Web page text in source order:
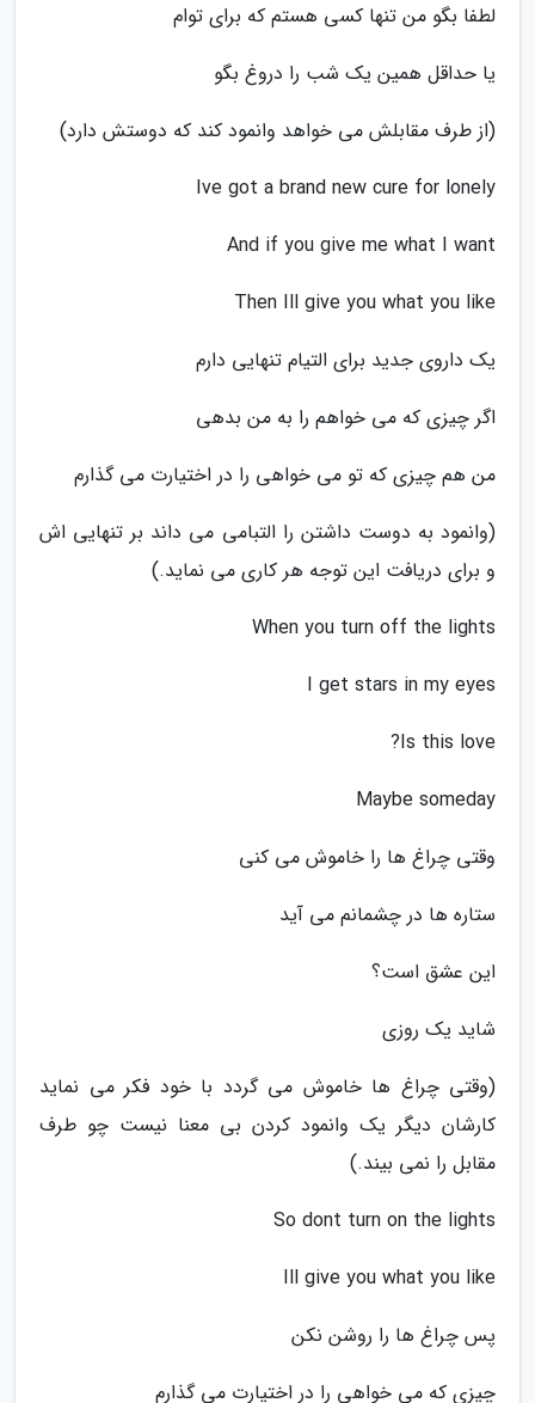
لطفا بگو من تنها کسی هستم که برای توام
یا حداقل همین یک شب را دروغ بگو
(از طرف مقابلش می خواهد وانمود کند که دوستش دارد)
Ive got a brand new cure for lonely
And if you give me what I want
Then Ill give you what you like
یک داروی جدید برای التیام تنهایی دارم
اگر چیزی که می خواهم را به من بدهی
من هم چیزی که تو می خواهی را در اختیارت می گذارم
(وانمود به دوست داشتن را التبامی می داند بر تنهایی اش
و برای دریافت این توجه هر کاری می نماید.)
When you turn off the lights
I get stars in my eyes
Is this love?
Maybe someday
وقتی چراغ ها را خاموش می کنی
ستاره ها در چشمانم می آید
این عشق است؟
شاید یک روزی
(وقتی چراغ ها خاموش می گردد با خود فکر می نماید
کارشان دیگر یک وانمود کردن بی معنا نیست چو طرف
مقابل را نمی بیند.)
So dont turn on the lights
Ill give you what you like
پس چراغ ها را روشن نکن
چیزی که می خواهی را در اختیارت می گذارم